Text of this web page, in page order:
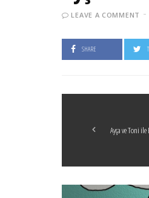
LEAVE A COMMENT
SHARE
Ayça ve Toni